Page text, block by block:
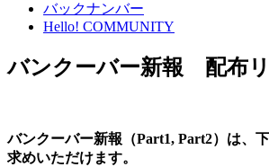
バックナンバー
Hello! COMMUNITY
バンクーバー新報 配布
バンクーバー新報（Part1, Part2）は、
求めいただけます。